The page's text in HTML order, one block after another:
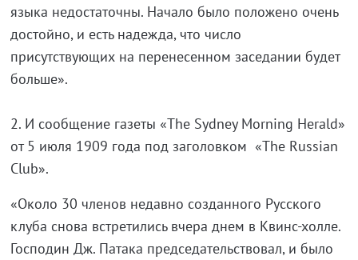
языка недостаточны. Начало было положено очень
достойно, и есть надежда, что число
присутствующих на перенесенном заседании будет
больше».
2. И сообщение газеты «The Sydney Morning Herald»
от 5 июля 1909 года под заголовком «The Russian
Club».
«Около 30 членов недавно созданного Русского
клуба снова встретились вчера днем в Квинс-холле.
Господин Дж. Патака председательствовал, и было